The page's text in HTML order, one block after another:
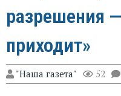
разрешения
приходит»
"Наша газета" 52